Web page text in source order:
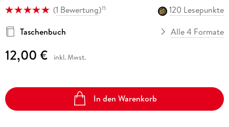
(1 Bewertung)15
120 Lesepunkte
Taschenbuch
Alle 4 Formate
12,00 € inkl. Mwst.
In den Warenkorb